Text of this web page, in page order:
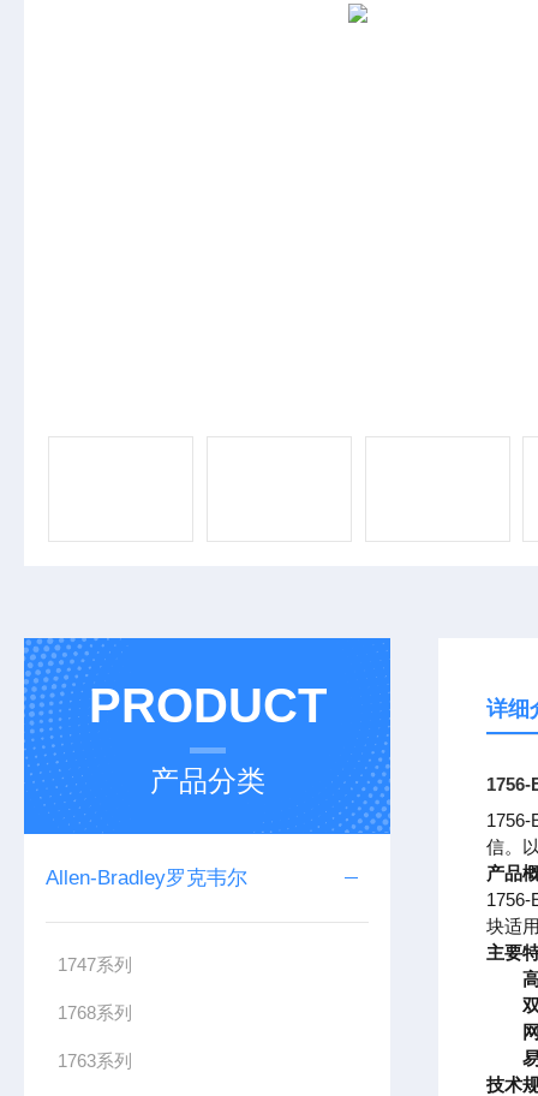
PRODUCT
产品分类
Allen-Bradley罗克韦尔
1747系列
1768系列
1763系列
详细
1756-
信。
产品
1756-
块适
主要
技术